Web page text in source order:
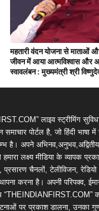
महतारी वंदन योजना से माताओं
जीवन में आया आत्मविश्वास और
स्वावलंबन : मुख्यमंत्री श्री
लाइव स्ट्रीमिंग
पोर्टल है, जो हिंदी भाषा
है। अपने
लक्ष्य मीडिया के व्यापक
चैनलों, टेलीविजन,
करना है। अपनी परिपक्व,
“THEINDIANFIRST.COM”
पर प्रकाश डालना, उनका